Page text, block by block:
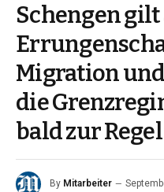
Schengen gilt
Migration
die
bald zur Regel
By Mitarbeiter